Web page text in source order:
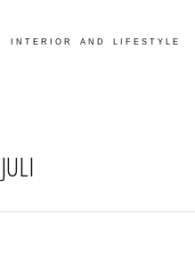
INTERIOR AND LIFESTYLE